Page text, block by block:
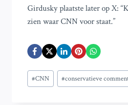
Girdusky plaatste later op X:
zien waar CNN voor staat.”
Bericht
tags:
#CNN #conservatieve